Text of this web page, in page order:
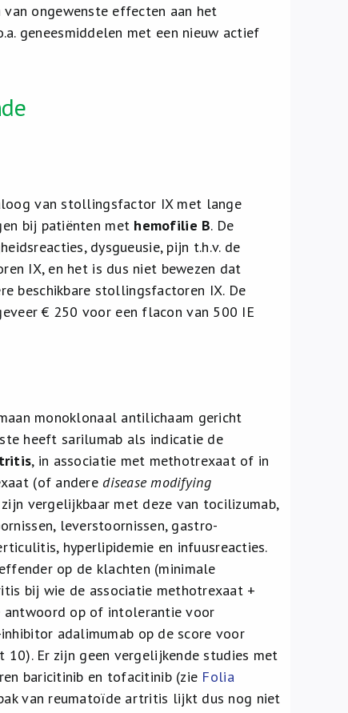
ongewenste effecten aan het
geneesmiddelen met een nieuw actief
van stollingsfactor IX met lange
bij patiënten met hemofilie B. De
dysgueusie, pijn t.h.v. de
IX, en het is dus niet bewezen dat
beschikbare stollingsfactoren IX. De
€ 250 voor een flacon van 500 IE
monoklonaal antilichaam gericht
heeft sarilumab als indicatie de
, in associatie met methotrexaat of in
(of andere disease modifying
vergelijkbaar met deze van tocilizumab,
leverstoornissen, gastro-
hyperlipidemie en infuusreacties.
op de klachten (minimale
bij wie de associatie methotrexaat +
antwoord op of intolerantie voor
adalimumab op de score voor
10). Er zijn geen vergelijkende studies met
baricitinib en tofacitinib (zie Folia
van reumatoïde artritis lijkt dus nog niet